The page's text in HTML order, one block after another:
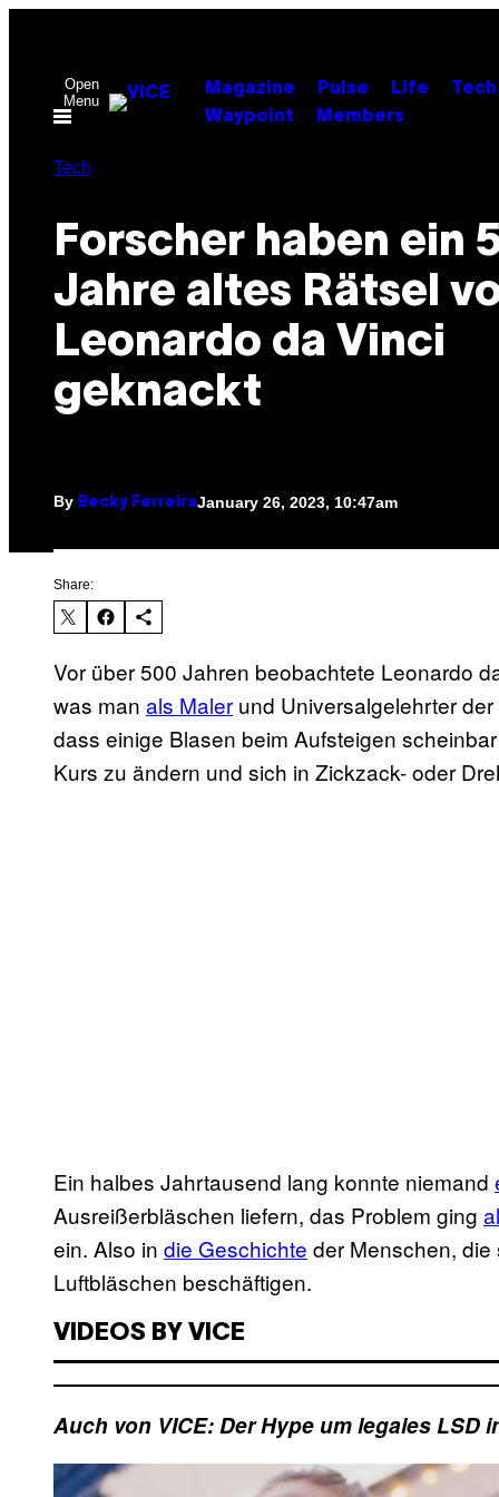
contentOpen
Menu
Magazine Pulse Life
Tech
Waypoint
Members
Tech
Forscher haben ein
Jahre altes Rätsel
Leonardo da Vinci
geknackt
By Becky FerreiraJanuary 26, 2023, 10:47am
Share:
Vor über 500 Jahren beobachtete Leonardo
was man als Maler und Universalgelehrter
dass einige Blasen beim Aufsteigen
Kurs zu ändern und sich in Zickzack- oder
Ein halbes Jahrtausend lang konnte niemand
Ausreißerbläschen liefern, das Problem ging
ein. Also in die Geschichte der Menschen,
Luftbläschen beschäftigen.
VIDEOS BY VICE
Auch von VICE: Der Hype um legales LSD